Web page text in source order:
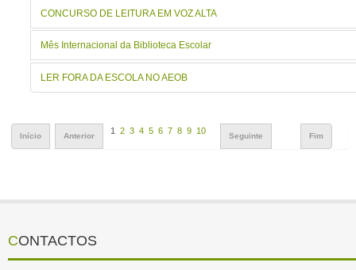
CONCURSO DE LEITURA EM VOZ ALTA
Mês Internacional da Biblioteca Escolar
LER FORA DA ESCOLA NO AEOB
Início Anterior
1 2 3 4 5 6 7 8 9 10
Seguinte Fim
CONTACTOS